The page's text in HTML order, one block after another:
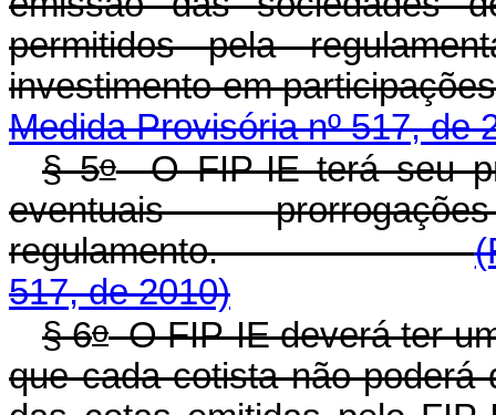
permitidos pela
investimento em
Medida Provisória nº 517, de
§ 5oO FIP-IE terá seu
eventuais
regulamento.
517, de 2010)
§ 6oO FIP-IE deverá ter
que cada cotista não